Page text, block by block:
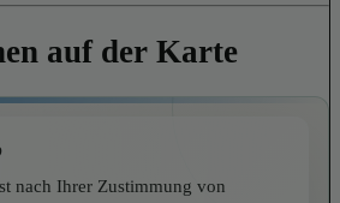
auf der Karte
nach Ihrer Zustimmung von